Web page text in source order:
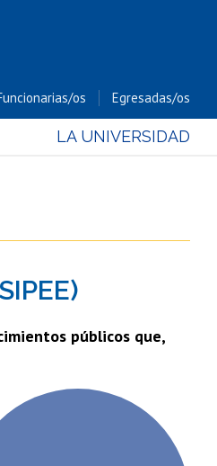
os Egresadas/os
LA UNIVERSIDAD
públicos que,